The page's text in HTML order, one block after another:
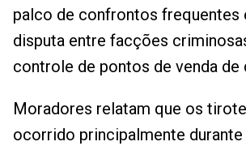
palco de confrontos frequentes
disputa entre facções
controle de pontos de venda de
Moradores relatam que os
ocorrido principalmente durante